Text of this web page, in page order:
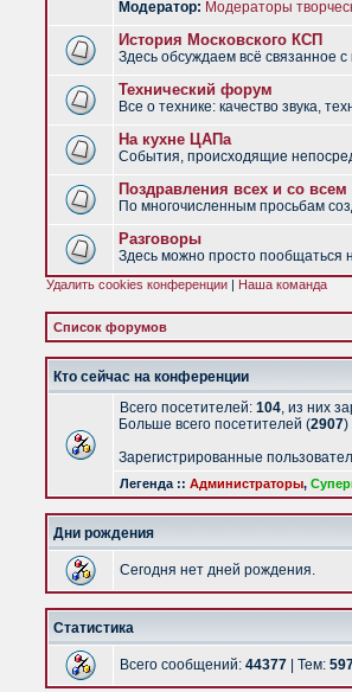
Модератор: Модераторы
История Московского КСП
Здесь обсуждаем всё связанное
Технический форум
Все о технике: качество звука,
На кухне ЦАПа
События, происходящие
Поздравления всех и со всем
По многочисленным просьбам
Разговоры
Здесь можно просто пообщаться
Удалить cookies конференции | Наша команда
Список форумов
Кто сейчас на конференции
Всего посетителей: 104, из них
Больше всего посетителей (2907)
Зарегистрированные
Легенда :: Администраторы,
Дни рождения
Сегодня нет дней рождения.
Статистика
Всего сообщений: 44377 | Тем: